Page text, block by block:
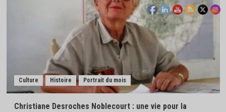
Actualités Économie
IA : la France investit 655 millions d’euros pour
renforcer sa souveraineté numérique
Actualités Afrique Monde
grand la porte à Moscou
Culture Histoire Portrait du mois
Christiane Desroches Noblecourt : une vie pour la